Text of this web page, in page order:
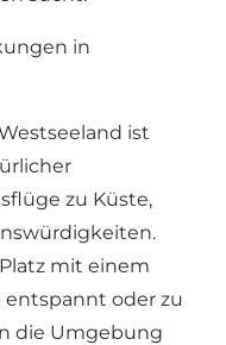
in
ist
zu Küste,
mit einem
entspannt oder zu
die Umgebung